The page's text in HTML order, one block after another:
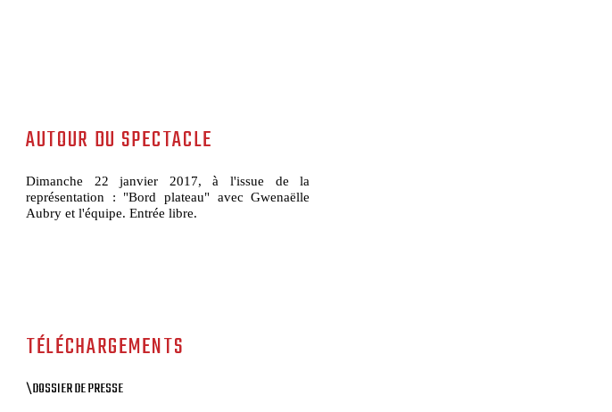
AUTOUR DU SPECTACLE
Dimanche 22 janvier 2017, à l'issue de la
représentation : "Bord plateau" avec Gwenaëlle
Aubry et l'équipe. Entrée libre.
TÉLÉCHARGEMENTS
\DOSSIER DE PRESSE